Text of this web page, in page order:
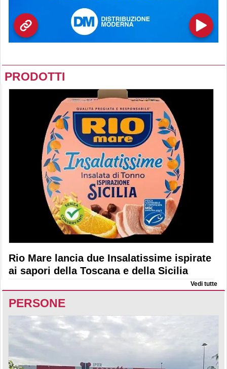
PRODOTTI
Rio Mare lancia due Insalatissime ispirate
ai sapori della Toscana e della Sicilia
Vedi tutte
PERSONE